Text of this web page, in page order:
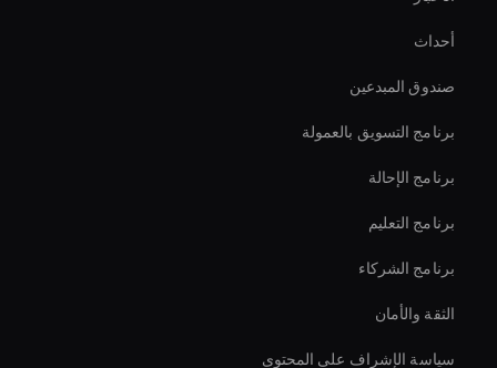
العرض التوضيحي لصانع الفيديو بالذكاء الاصطناعي
محرر فيديو رياضي بتقنية الذكاء الاصطناعي
How To Create A Live Ai Avatar
أحداث
صندوق المبدعين
برنامج التسويق بالعمولة
برنامج الإحالة
برنامج التعليم
برنامج الشركاء
الثقة والأمان
سياسة الإشراف على المحتوى